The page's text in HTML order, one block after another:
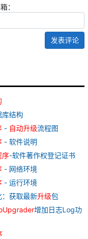
：
发表评论
库结构
- 自动升级流程图
- 软件说明
序-软件著作权登记证书
- 网络环境
- 运行环境
：获取最新升级包
增加日志Log功